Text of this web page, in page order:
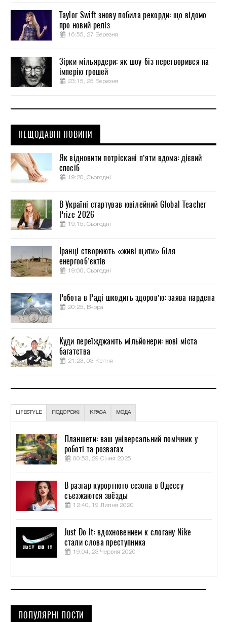
Taylor Swift знову побила рекорди: що відомо
про новий реліз
16:55, 27 Березня
Зірки-мільярдери: як шоу-біз перетворився на
імперію грошей
23:15, 25 Березня
НЕЩОДАВНІ НОВИНИ
Як відновити потріскані п’яти вдома: дієвий
спосіб
19:20, Сьогодні
В Україні стартував ювілейний Global Teacher
Prize-2026
19:15, Сьогодні
Іранці створюють «живі щити» біля
енергооб’єктів
19:00, Сьогодні
Робота в Раді шкодить здоров’ю: заява нардепа
20:25, Вчора
Куди переїжджають мільйонери: нові міста
багатства
21:23, 03 Квітня
LIFESTYLE ПОДОРОЖІ КРАСА МОДА
Планшети: ваш універсальний помічник у
роботі та розвагах
00:53, 29 Січня 2025
В разгар курортного сезона в Одессу
съезжаются звёзды
12:40, 19 Липня 2020
Just Do It: вдохновением к слогану Nike
стали слова преступника
19:04, 23 Червня 2020
ПОПУЛЯРНІ ПОСТИ